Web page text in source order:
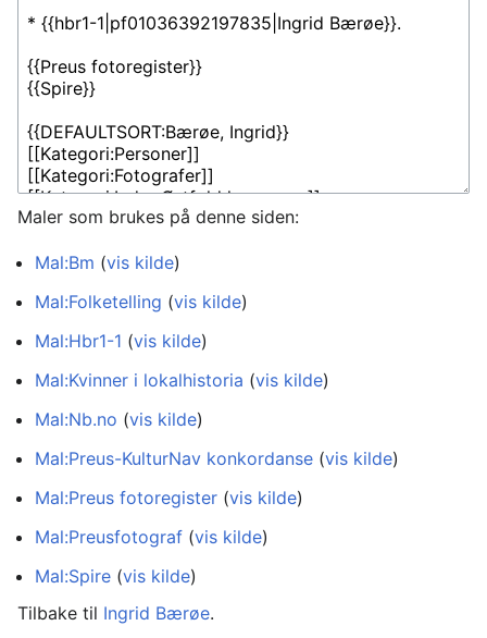
Maler som brukes på denne siden:
Mal:Bm (vis kilde)
Mal:Folketelling (vis kilde)
Mal:Hbr1-1 (vis kilde)
Mal:Kvinner i lokalhistoria (vis kilde)
Mal:Nb.no (vis kilde)
Mal:Preus-KulturNav konkordanse (vis kilde)
Mal:Preus fotoregister (vis kilde)
Mal:Preusfotograf (vis kilde)
Mal:Spire (vis kilde)
Tilbake til Ingrid Bærøe.